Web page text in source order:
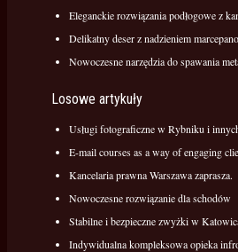
Eleganckie rozwiązania podłogowe z
Delikatny deser z nadzieniem
Nowoczesne narzędzia do spawania
Losowe artykuły
Usługi fotograficzne w Rybniku i
E-mail courses as a way of engaging
Kancelaria prawna Warszawa zaprasza.
Nowoczesne rozwiązanie dla schodów
Stabilne i bezpieczne zwyżki w
Indywidualna kompleksowa opieka